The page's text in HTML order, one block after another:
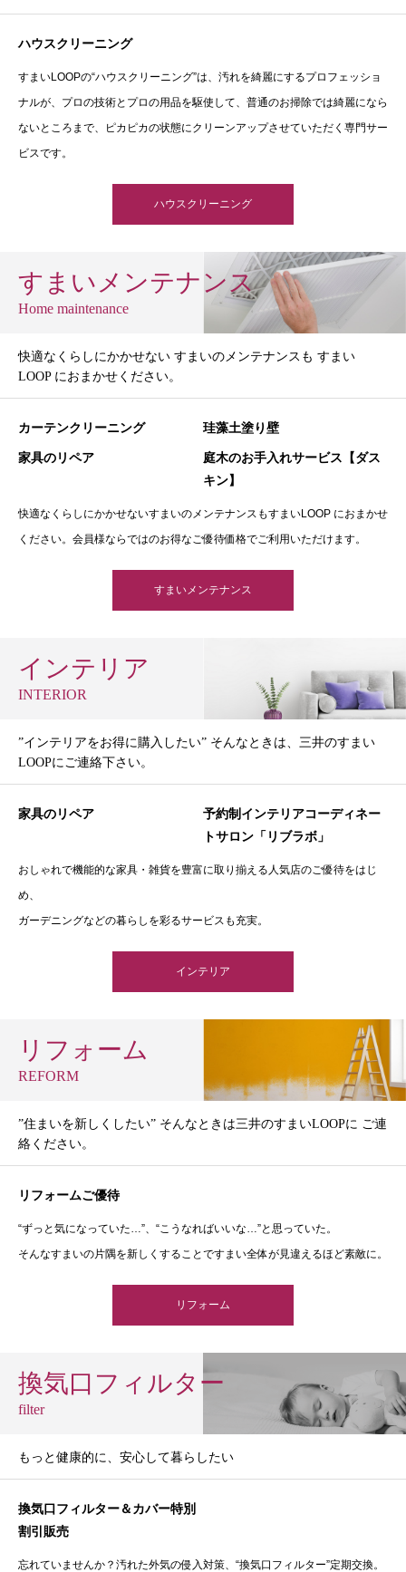
ハウスクリーニング
すまいLOOPの“ハウスクリーニング”は、汚れを綺麗にするプロフェッショ
ナルが、プロの技術とプロの用品を駆使して、普通のお掃除では綺麗になら
ないところまで、ピカピカの状態にクリーンアップさせていただく専門サー
ビスです。
ハウスクリーニング
すまいメンテナンス
Home maintenance
快適なくらしにかかせない すまいのメンテナンスも すまい
LOOP におまかせください。
カーテンクリーニング 珪藻土塗り壁
家具のリペア
庭木のお手入れサービス【ダス
キン】
快適なくらしにかかせないすまいのメンテナンスもすまいLOOP におまかせ
ください。会員様ならではのお得なご優待価格でご利用いただけます。
すまいメンテナンス
インテリア
INTERIOR
”インテリアをお得に購入したい” そんなときは、三井のすまい
LOOPにご連絡下さい。
家具のリペア
予約制インテリアコーディネー
トサロン「リブラボ」
おしゃれで機能的な家具・雑貨を豊富に取り揃える人気店のご優待をはじ
め、
ガーデニングなどの暮らしを彩るサービスも充実。
インテリア
リフォーム
REFORM
”住まいを新しくしたい” そんなときは三井のすまいLOOPに ご連
絡ください。
リフォームご優待
“ずっと気になっていた…”、“こうなればいいな…”と思っていた。
そんなすまいの片隅を新しくすることですまい全体が見違えるほど素敵に。
リフォーム
換気口フィルター
filter
もっと健康的に、安心して暮らしたい
換気口フィルター＆カバー特別
割引販売
忘れていませんか？汚れた外気の侵入対策、“換気口フィルター”定期交換。